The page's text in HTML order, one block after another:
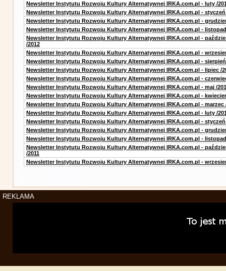
Newsletter Instytutu Rozwoju Kultury Alternatywnej IRKA.com.pl - luty /
Newsletter Instytutu Rozwoju Kultury Alternatywnej IRKA.com.pl - styczeń
Newsletter Instytutu Rozwoju Kultury Alternatywnej IRKA.com.pl -
Newsletter Instytutu Rozwoju Kultury Alternatywnej IRKA.com.pl - listopad
Newsletter Instytutu Rozwoju Kultury Alternatywnej IRKA.com.pl -
/2012
Newsletter Instytutu Rozwoju Kultury Alternatywnej IRKA.com.pl -
Newsletter Instytutu Rozwoju Kultury Alternatywnej IRKA.com.pl - sierpień
Newsletter Instytutu Rozwoju Kultury Alternatywnej IRKA.com.pl - lipiec /
Newsletter Instytutu Rozwoju Kultury Alternatywnej IRKA.com.pl -
Newsletter Instytutu Rozwoju Kultury Alternatywnej IRKA.com.pl - maj /
Newsletter Instytutu Rozwoju Kultury Alternatywnej IRKA.com.pl -
Newsletter Instytutu Rozwoju Kultury Alternatywnej IRKA.com.pl - marzec
Newsletter Instytutu Rozwoju Kultury Alternatywnej IRKA.com.pl - luty /
Newsletter Instytutu Rozwoju Kultury Alternatywnej IRKA.com.pl - styczeń
Newsletter Instytutu Rozwoju Kultury Alternatywnej IRKA.com.pl -
Newsletter Instytutu Rozwoju Kultury Alternatywnej IRKA.com.pl - listopad
Newsletter Instytutu Rozwoju Kultury Alternatywnej IRKA.com.pl -
/2011
Newsletter Instytutu Rozwoju Kultury Alternatywnej IRKA.com.pl -
REKLAMA